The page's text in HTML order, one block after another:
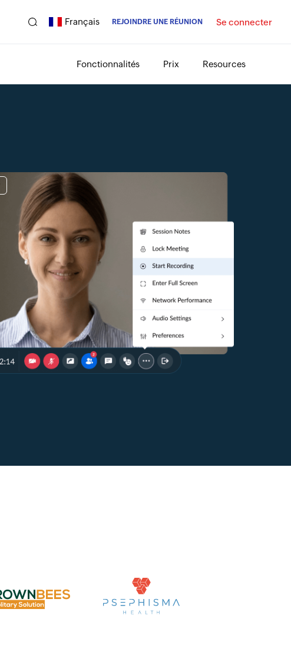
Français REJOINDRE UNE RÉUNION Se connecter
Fonctionnalités Prix Resources